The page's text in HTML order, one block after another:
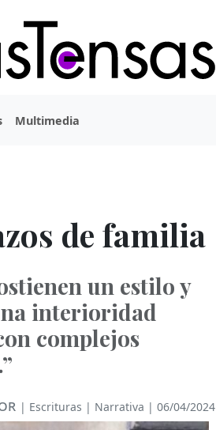
Multimedia
de familia
un estilo y
interioridad
complejos
| Escrituras | Narrativa | 06/04/2024